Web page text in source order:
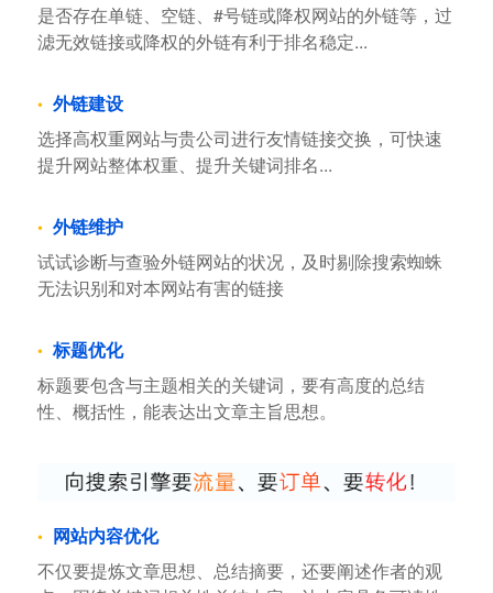
是否存在单链、空链、#号链或降权网站的外链等，过
滤无效链接或降权的外链有利于排名稳定...
外链建设
选择高权重网站与贵公司进行友情链接交换，可快速
提升网站整体权重、提升关键词排名...
外链维护
试试诊断与查验外链网站的状况，及时剔除搜索蜘蛛
无法识别和对本网站有害的链接
标题优化
标题要包含与主题相关的关键词，要有高度的总结
性、概括性，能表达出文章主旨思想。
网站内容优化
不仅要提炼文章思想、总结摘要，还要阐述作者的观